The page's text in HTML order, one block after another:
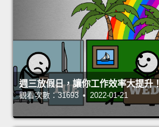
週三放假日，讓你工作效率大提升！
觀看次數：31693 • 2022-01-21